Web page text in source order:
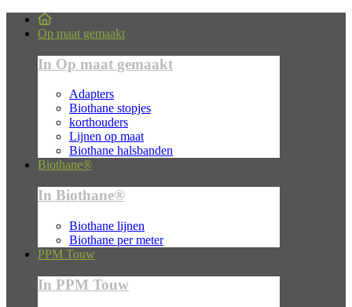
Op maat gemaakt
In Op maat gemaakt
Adapters
Biothane stopjes
korthouders
Lijnen op maat
Biothane halsbanden
Biothane®
In Biothane®
Biothane lijnen
Biothane per meter
PPM Touw
In PPM Touw